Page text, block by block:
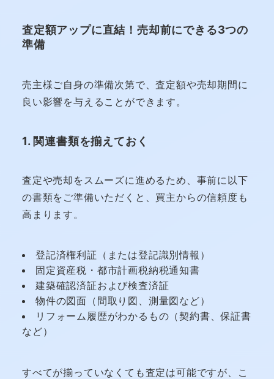
査定額アップに直結！売却前にできる3つの
準備
売主様ご自身の準備次第で、査定額や売却期間に
良い影響を与えることができます。
1. 関連書類を揃えておく
査定や売却をスムーズに進めるため、事前に以下
の書類をご準備いただくと、買主からの信頼度も
高まります。
登記済権利証（または登記識別情報）
固定資産税・都市計画税納税通知書
建築確認済証および検査済証
物件の図面（間取り図、測量図など）
リフォーム履歴がわかるもの（契約書、保証書
など）
すべてが揃っていなくても査定は可能ですが、こ